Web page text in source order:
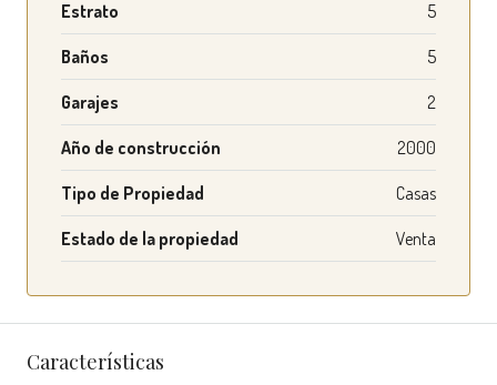
Estrato 5
Baños 5
Garajes 2
Año de construcción 2000
Tipo de Propiedad Casas
Estado de la propiedad Venta
Características